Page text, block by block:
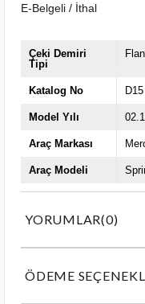
E-Belgeli / İthal
Çeki Demiri
Tipi
Katalog No D15
Model Yılı
Araç Markası
Araç Modeli
YORUMLAR(0)
ÖDEME